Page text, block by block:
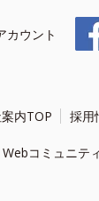
カウント
内TOP 採用
Webコミュニテ